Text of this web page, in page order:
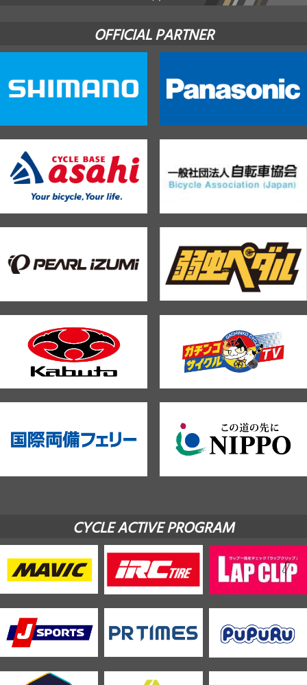
OFFICIAL PARTNER
CYCLE ACTIVE PROGRAM